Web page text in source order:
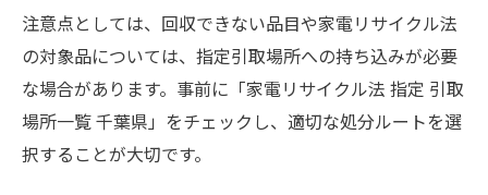
注意点としては、回収できない品目や家電リサイクル法
の対象品については、指定引取場所への持ち込みが必要
な場合があります。事前に「家電リサイクル法 指定 引取
場所一覧 千葉県」をチェックし、適切な処分ルートを選
択することが大切です。